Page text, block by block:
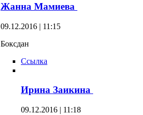
Жанна Мамиева
09.12.2016 | 11:15
Боксдан
Ссылка
Ирина Заикина
09.12.2016 | 11:18